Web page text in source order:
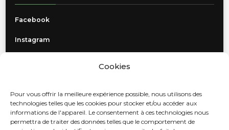
Cookies
Pour vous offrir la meilleure expérience possible, nous utilisons des
technologies telles que les cookies pour stocker et/ou accéder aux
informations de l'appareil. Le consentement à ces technologies nous
permettra de traiter des données telles que le comportement de
Facebook
Instagram
Politique de confidentialité
Livraison, retours et échanges